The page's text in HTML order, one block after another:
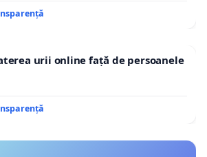
urii online față de persoanele